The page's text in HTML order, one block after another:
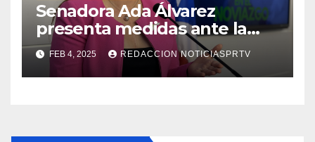
Senadora Ada Álvarez
presenta medidas ante la
violencia en el noviazgo
FEB 4, 2025 REDACCION NOTICIASPRTV